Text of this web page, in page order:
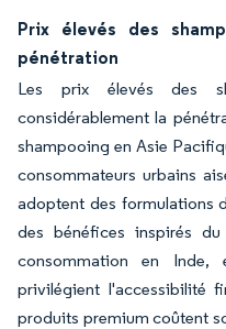
Prix élevés des
pénétration
Les prix élevés des
considérablement la
shampooing en Asie
consommateurs urbains
adoptent des formulations
des bénéfices inspirés
consommation en
privilégient l'accessibilité
produits premium coûtent